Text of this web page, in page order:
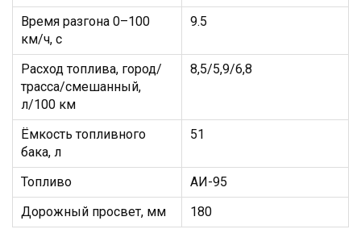
Время разгона 0–100
км/ч, с
9.5
Расход топлива, город/
трасса/смешанный,
л/100 км
8,5/5,9/6,8
Ёмкость топливного
бака, л
51
Топливо
АИ-95
Дорожный просвет, мм
180